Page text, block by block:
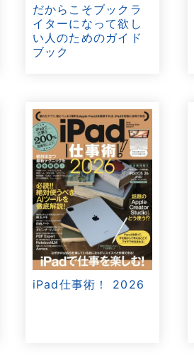
だからこそブックラ
イターになって欲し
い人のためのガイド
ブック
iPad仕事術！ 2026